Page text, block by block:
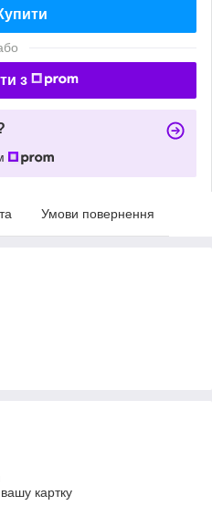
з
Умови повернення
картку